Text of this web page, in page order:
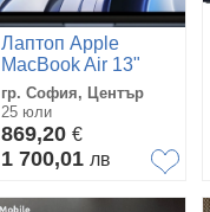
Лаптоп Apple
MacBook Air 13"
гр. София, Център
25 юли
869,20 €
1 700,01 лв